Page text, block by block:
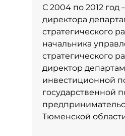
С 2004 по 2012 год
директора
стратегического
начальника
стратегического
директор
инвестиционной
государственной
Тюменской